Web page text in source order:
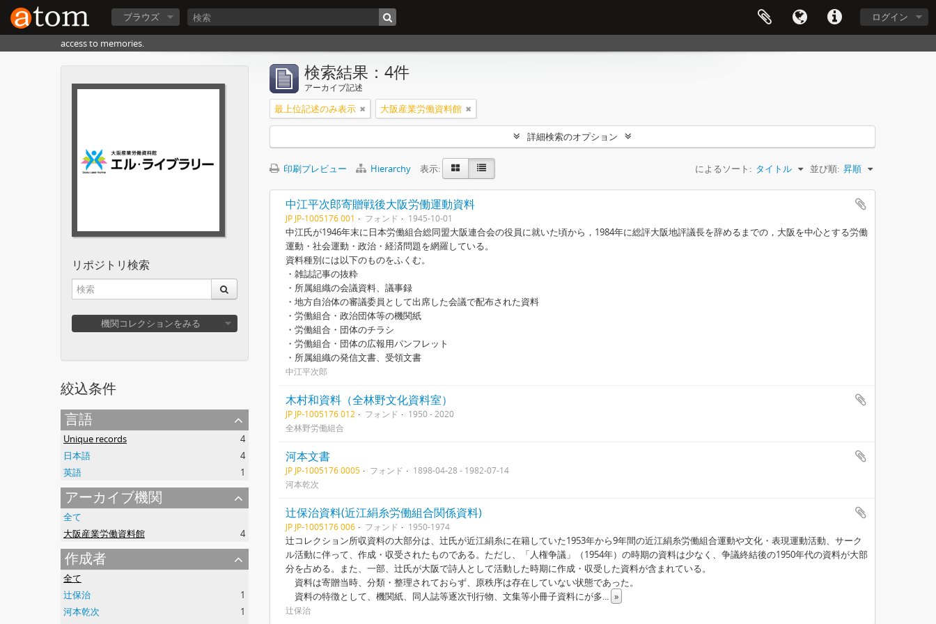
ログイン
ブラウズ
access to memories.
リポジトリ検索
機関コレクションをみる
絞込条件
言語
Unique records
4
日本語
4
英語
1
アーカイブ機関
全て
大阪産業労働資料館
4
作成者
全て
辻保治
1
河本乾次
1
検索結果：4件
アーカイブ記述
最上位記述のみ表示 大阪産業労働資料館
詳細検索のオプション
印刷プレビュー Hierarchy 表示: によるソート: タイトル 並び順: 昇順
中江平次郎寄贈戦後大阪労働運動資料
JP JP-1005176 001 フォンド 1945-10-01
中江氏が1946年末に日本労働組合総同盟大阪連合会の役員に就いた頃から，1984年に総評大阪地評議長を辞めるまでの，大阪を中心とする労働
運動・社会運動・政治・経済問題を網羅している。
資料種別には以下のものをふくむ。
・雑誌記事の抜粋
・所属組織の会議資料、議事録
・地方自治体の審議委員として出席した会議で配布された資料
・労働組合・政治団体等の機関紙
・労働組合・団体のチラシ
・労働組合・団体の広報用パンフレット
・所属組織の発信文書、受領文書
中江平次郎
木村和資料（全林野文化資料室）
JP JP-1005176 012 フォンド
1950 - 2020
全林野労働組合
河本文書
JP JP-1005176 0005 フォンド
1898-04-28 - 1982-07-14
河本乾次
辻保治資料(近江絹糸労働組合関係資料)
JP JP-1005176 006 フォンド 1950-1974
辻コレクション所収資料の大部分は、辻氏が近江絹糸に在籍していた1953年から9年間の近江絹糸労働組合運動や文化・表現運動活動、サーク
ル活動に伴って、作成・収受されたものである。ただし、「人権争議」（1954年）の時期の資料は少なく、争議終結後の1950年代の資料が大部
分を占める。また、一部、辻氏が大阪で詩人として活動した時期に作成・収受した資料が含まれている。
資料は寄贈当時、分類・整理されておらず、原秩序は存在していない状態であった。
資料の特徴として、機関紙、同人誌等逐次刊行物、文集等小冊子資料にが多... »
辻保治